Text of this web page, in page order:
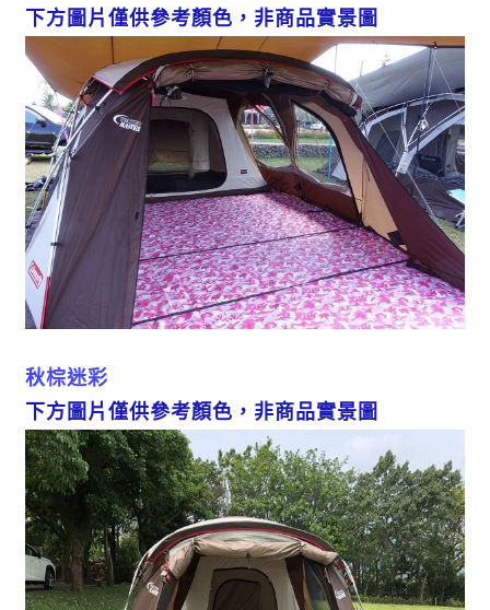
下方圖片僅供參考顏色，非商品實景圖
秋棕迷彩
下方圖片僅供參考顏色，非商品實景圖